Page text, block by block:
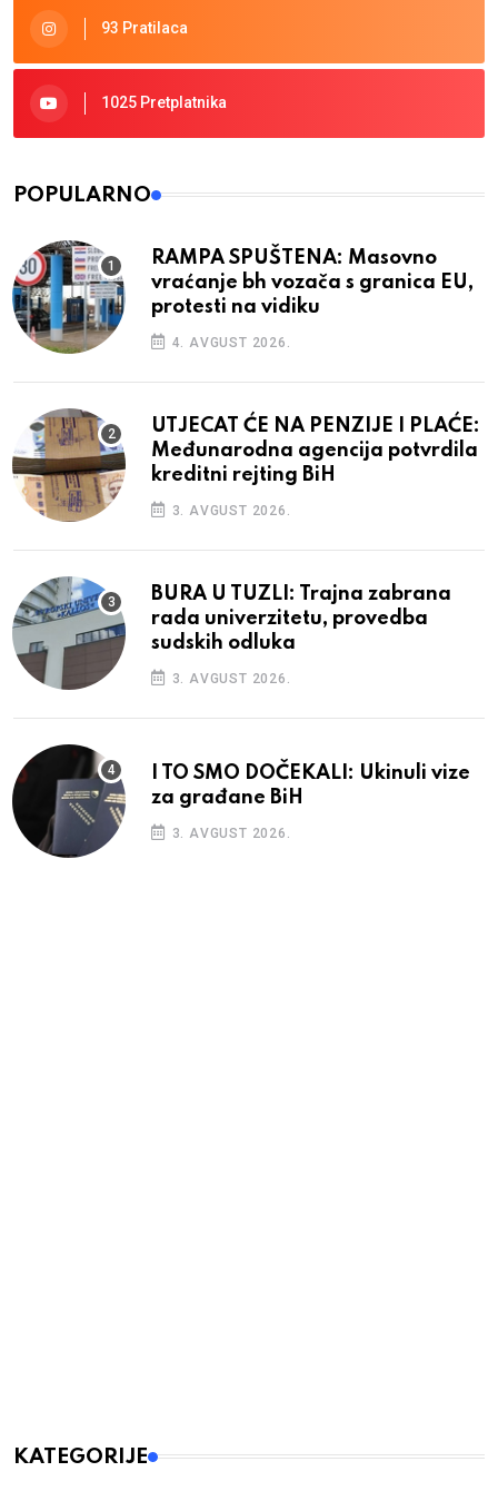
93 Pratilaca
1025 Pretplatnika
POPULARNO
RAMPA SPUŠTENA: Masovno
vraćanje bh vozača s granica EU,
protesti na vidiku
4. AVGUST 2026.
UTJECAT ĆE NA PENZIJE I PLAĆE:
Međunarodna agencija potvrdila
kreditni rejting BiH
3. AVGUST 2026.
BURA U TUZLI: Trajna zabrana
rada univerzitetu, provedba
sudskih odluka
3. AVGUST 2026.
I TO SMO DOČEKALI: Ukinuli vize
za građane BiH
3. AVGUST 2026.
KATEGORIJE